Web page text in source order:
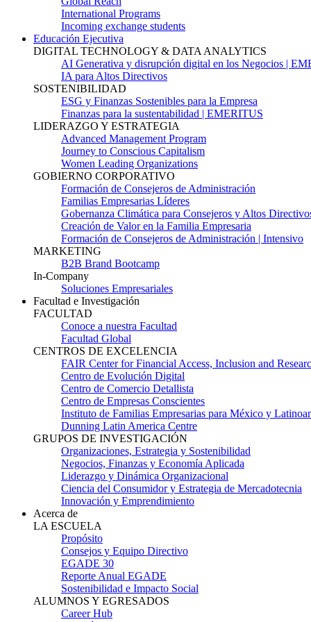
International Programs
Incoming exchange students
Educación Ejecutiva
DIGITAL TECHNOLOGY & DATA ANALYTICS
AI Generativa y disrupción digital en los Negocios |
IA para Altos Directivos
SOSTENIBILIDAD
ESG y Finanzas Sostenibles para la Empresa
Finanzas para la sustentabilidad | EMERITUS
LIDERAZGO Y ESTRATEGIA
Advanced Management Program
Journey to Conscious Capitalism
Women Leading Organizations
GOBIERNO CORPORATIVO
Formación de Consejeros de Administración
Familias Empresarias Líderes
Gobernanza Climática para Consejeros y Altos
Creación de Valor en la Familia Empresaria
Formación de Consejeros de Administración | Intensivo
MARKETING
B2B Brand Bootcamp
In-Company
Soluciones Empresariales
Facultad e Investigación
FACULTAD
Conoce a nuestra Facultad
Facultad Global
CENTROS DE EXCELENCIA
FAIR Center for Financial Access, Inclusion and
Centro de Evolución Digital
Centro de Comercio Detallista
Centro de Empresas Conscientes
Instituto de Familias Empresarias para México y
Dunning Latin America Centre
GRUPOS DE INVESTIGACIÓN
Organizaciones, Estrategia y Sostenibilidad
Negocios, Finanzas y Economía Aplicada
Liderazgo y Dinámica Organizacional
Ciencia del Consumidor y Estrategia de Mercadotecnia
Innovación y Emprendimiento
Acerca de
LA ESCUELA
Propósito
Consejos y Equipo Directivo
EGADE 30
Reporte Anual EGADE
Sostenibilidad e Impacto Social
ALUMNOS Y EGRESADOS
Career Hub